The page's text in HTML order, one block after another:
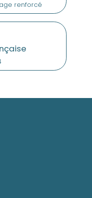
renforcé